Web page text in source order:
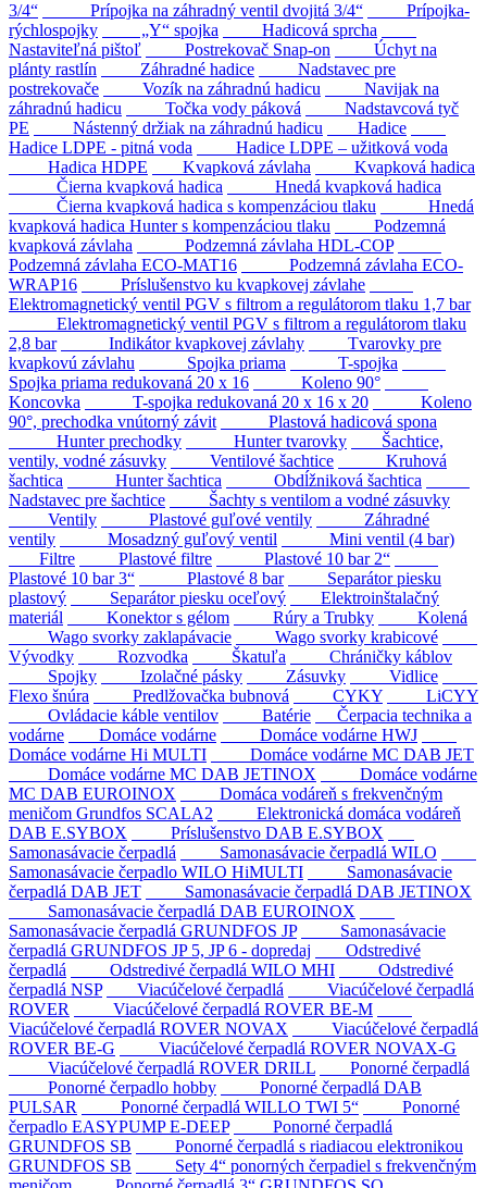
3/4“
Prípojka na záhradný ventil dvojitá 3/4“
Prípojka-
rýchlospojky
„Y“ spojka
Hadicová sprcha
Nastaviteľná pištoľ
Postrekovač Snap-on
Úchyt na
plánty rastlín
Záhradné hadice
Nadstavec pre
postrekovače
Vozík na záhradnú hadicu
Navijak na
záhradnú hadicu
Točka vody páková
Nadstavcová tyč
PE
Nástenný držiak na záhradnú hadicu
Hadice
Hadice LDPE - pitná voda
Hadice LDPE – užitková voda
Hadica HDPE
Kvapková závlaha
Kvapková hadica
Čierna kvapková hadica
Hnedá kvapková hadica
Čierna kvapková hadica s kompenzáciou tlaku
Hnedá
kvapková hadica Hunter s kompenzáciou tlaku
Podzemná
kvapková závlaha
Podzemná závlaha HDL-COP
Podzemná závlaha ECO-MAT16
Podzemná závlaha ECO-
WRAP16
Príslušenstvo ku kvapkovej závlahe
Elektromagnetický ventil PGV s filtrom a regulátorom tlaku 1,7 bar
Elektromagnetický ventil PGV s filtrom a regulátorom tlaku
2,8 bar
Indikátor kvapkovej závlahy
Tvarovky pre
kvapkovú závlahu
Spojka priama
T-spojka
Spojka priama redukovaná 20 x 16
Koleno 90°
Koncovka
T-spojka redukovaná 20 x 16 x 20
Koleno
90°, prechodka vnútorný závit
Plastová hadicová spona
Hunter prechodky
Hunter tvarovky
Šachtice,
ventily, vodné zásuvky
Ventilové šachtice
Kruhová
šachtica
Hunter šachtica
Obdĺžniková šachtica
Nadstavec pre šachtice
Šachty s ventilom a vodné zásuvky
Ventily
Plastové guľové ventily
Záhradné
ventily
Mosadzný guľový ventil
Mini ventil (4 bar)
Filtre
Plastové filtre
Plastové 10 bar 2“
Plastové 10 bar 3“
Plastové 8 bar
Separátor piesku
plastový
Separátor piesku oceľový
Elektroinštalačný
materiál
Konektor s gélom Rúry a Trubky
Kolená
Wago svorky zaklapávacie
Wago svorky krabicové
Vývodky
Rozvodka Škatuľa
Chráničky káblov
Spojky
Izolačné pásky Zásuvky
Vidlice
Flexo šnúra
Predlžovačka bubnová CYKY
LiCYY
Ovládacie káble ventilov
Batérie
Čerpacia technika a
vodárne
Domáce vodárne
Domáce vodárne HWJ
Domáce vodárne Hi MULTI
Domáce vodárne MC DAB JET
Domáce vodárne MC DAB JETINOX
Domáce vodárne
MC DAB EUROINOX
Domáca vodáreň s frekvenčným
meničom Grundfos SCALA2
Elektronická domáca vodáreň
DAB E.SYBOX
Príslušenstvo DAB E.SYBOX
Samonasávacie čerpadlá
Samonasávacie čerpadlá WILO
Samonasávacie čerpadlo WILO HiMULTI
Samonasávacie
čerpadlá DAB JET
Samonasávacie čerpadlá DAB JETINOX
Samonasávacie čerpadlá DAB EUROINOX
Samonasávacie čerpadlá GRUNDFOS JP
Samonasávacie
čerpadlá GRUNDFOS JP 5, JP 6 - dopredaj
Odstredivé
čerpadlá
Odstredivé čerpadlá WILO MHI
Odstredivé
čerpadlá NSP
Viacúčelové čerpadlá
Viacúčelové čerpadlá
ROVER
Viacúčelové čerpadlá ROVER BE-M
Viacúčelové čerpadlá ROVER NOVAX
Viacúčelové čerpadlá
ROVER BE-G
Viacúčelové čerpadlá ROVER NOVAX-G
Viacúčelové čerpadlá ROVER DRILL
Ponorné čerpadlá
Ponorné čerpadlo hobby
Ponorné čerpadlá DAB
PULSAR
Ponorné čerpadlá WILLO TWI 5“
Ponorné
čerpadlo EASYPUMP E-DEEP
Ponorné čerpadlá
GRUNDFOS SB
Ponorné čerpadlá s riadiacou elektronikou
GRUNDFOS SB
Sety 4“ ponorných čerpadiel s frekvenčným